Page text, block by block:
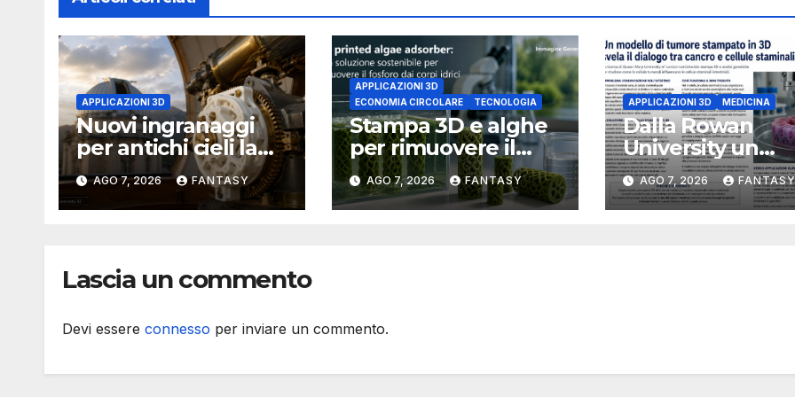
APPLICAZIONI 3D
Nuovi ingranaggi
per antichi cieli la
stampa 3D
aggiorna un
osservatorio del
Rock
AGO 7, 2026 FANTASY
APPLICAZIONI 3D
ECONOMIA CIRCOLARE
TECNOLOGIA
Stampa 3D e alghe
per rimuovere il
fosforo dalle acque
il progetto della
Florida Atlantic
AGO 7, 2026 FANTASY
APPLICAZIONI 3D MEDICINA
Dalla Rowan
University un
modello
3D per studiare
dialogo tra
AGO 7, 2026 FANTASY
Lascia un commento
Devi essere connesso per inviare un commento.